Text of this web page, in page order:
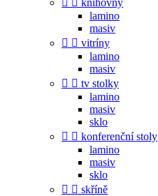
  knihovny
lamino
masiv
  vitríny
lamino
masiv
  tv stolky
lamino
masiv
sklo
  konferenční stoly
lamino
masiv
sklo
  skříně